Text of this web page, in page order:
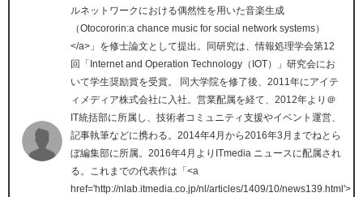
ルネットワークにおける偶然性を用いた音楽生成
（Otocororin:a chance music for social network systems）
</a>」を修士論文として提出。同研究は、情報処理学会第12
回「Internet and Operation Technology（IOT）」研究会にお
いて学生奨励賞を受賞。 同大学院を修了後、2011年にアイテ
ィメディア株式会社に入社。営業配属を経て、2012年より＠
IT統括部に所属し、技術者コミュニティ支援やイベント運営、
記事執筆などに携わる。2014年4月から2016年3月までねとら
ぼ編集部に所属。2016年4月よりITmedia ニュースに配属され
る。これまでの代表作は「<a
href='http://nlab.itmedia.co.jp/nl/articles/1409/10/news139.html'>